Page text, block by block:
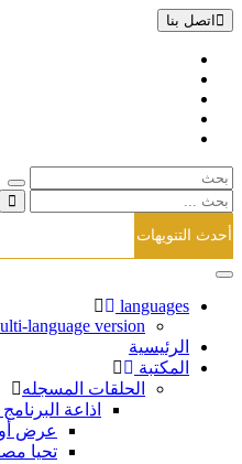
اتصل بنا
أحدث التنويهات
تبديل
languages
language version
الرئيسية
المكتبة
الحلقات المسجله
اذاعة
عرض
تحيا